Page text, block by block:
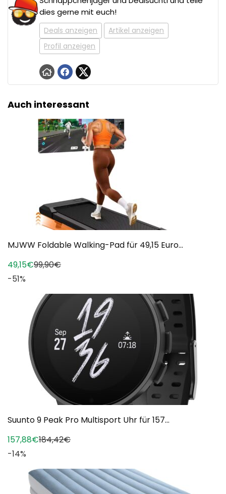
dies gerne mit euch!
Deals anzeigen
Artikel anzeigen
Profil anzeigen
Auch interessant
MJWW Foldable Walking-Pad für 49,15 Euro...
49,15€99,90€
-51%
Suunto 9 Peak Pro Multisport Uhr für 157...
157,88€184,42€
-14%